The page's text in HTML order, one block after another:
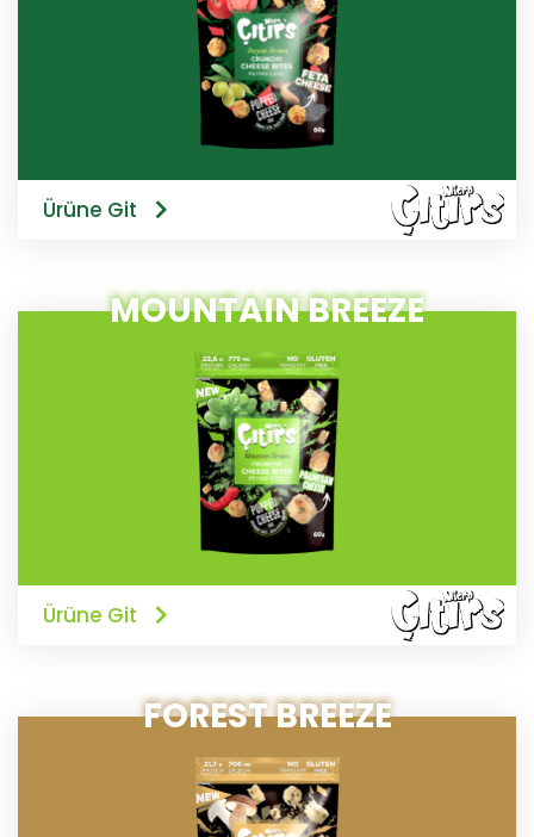
Ürüne Git
MOUNTAIN BREEZE
Ürüne Git
FOREST BREEZE